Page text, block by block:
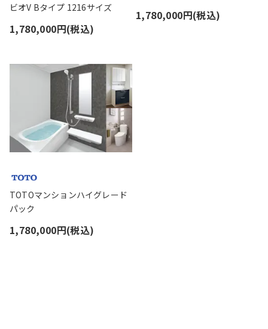
ビオV Bタイプ 1216サイズ
1,780,000円(税込)
1,780,000円(税込)
TOTOマンションハイグレード
パック
1,780,000円(税込)